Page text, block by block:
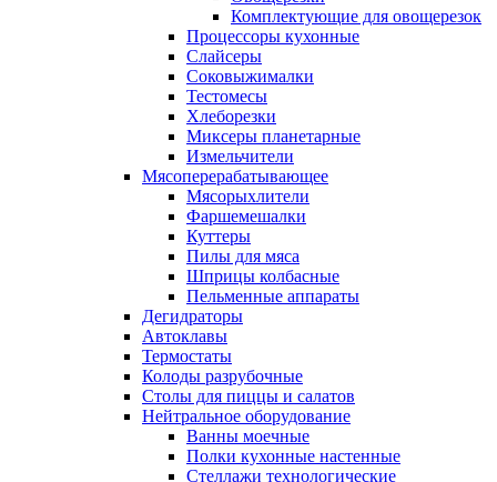
Комплектующие для овощерезок
Процессоры кухонные
Слайсеры
Соковыжималки
Тестомесы
Хлеборезки
Миксеры планетарные
Измельчители
Мясоперерабатывающее
Мясорыхлители
Фаршемешалки
Куттеры
Пилы для мяса
Шприцы колбасные
Пельменные аппараты
Дегидраторы
Автоклавы
Термостаты
Колоды разрубочные
Столы для пиццы и салатов
Нейтральное оборудование
Ванны моечные
Полки кухонные настенные
Стеллажи технологические